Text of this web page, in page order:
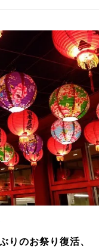
のお祭り復活、